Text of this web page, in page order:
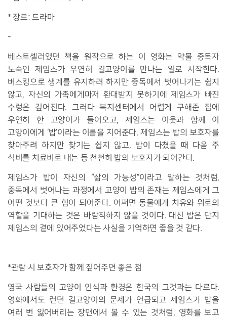
* 장르: 드라마
-
베스트셀러였던 책을 원작으로 하는 이 영화는 약물 중독자
노숙인 제임스가 우연히 길고양이를 만나는 일로 시작한다.
버스킹으로 생계를 유지하려 하지만 중독에서 벗어나기는 쉽지
않고, 자신의 가족에게마저 환대받지 못하기에 제임스가 빠진
수렁은 깊어진다. 그러다 복지센터에서 어렵게 구해준 집에
우연히 한 고양이가 들어오고, 제임스는 이웃과 함께 이
고양이에게 ‘밥’이라는 이름을 지어준다. 제임스는 밥의 보호자를
찾아주려 하지만 찾기는 쉽지 않고, 밥이 다쳤을 때 다음 주
식비를 치료비로 내는 등 천천히 밥의 보호자가 되어간다.
제임스가 밥이 자신의 “삶의 가능성”이라고 말하는 것처럼,
중독에서 벗어나는 과정에서 고양이 밥의 존재는 제임스에게 그
어떤 것보다 큰 힘이 되어준다. 어쩌면 동물에게 치유와 위로의
역할을 기대하는 것은 바람직하지 않을 것이다. 대신 밥은 단지
제임스의 곁에 있어주었다는 사실을 기억하면 좋을 것 같다.
*관람 시 보호자가 함께 짚어주면 좋은 점
영국 사람들의 고양이 인식과 환경은 한국의 그것과는 다르다.
영화에서도 런던 길고양이의 문제가 언급되고 제임스가 밥을
여러 번 잃어버리는 장면에서 볼 수 있는 것처럼, 영화를 보고